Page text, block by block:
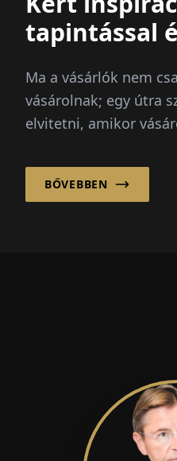
tapintással
Ma a vásárlók nem
vásárolnak; egy útra
elvitetni, amikor
BŐVEBBEN